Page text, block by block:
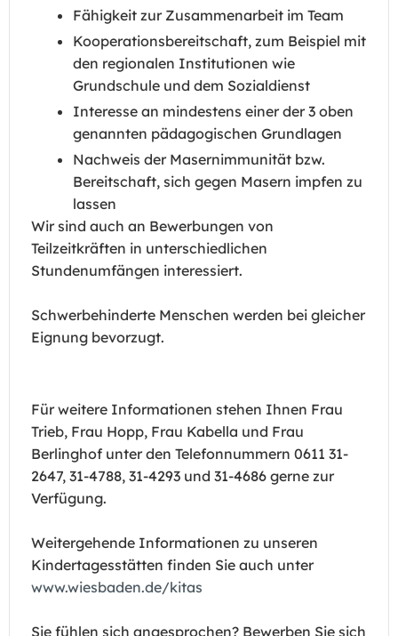
Fähigkeit zur Zusammenarbeit im Team
Kooperationsbereitschaft, zum Beispiel mit
den regionalen Institutionen wie
Grundschule und dem Sozialdienst
Interesse an mindestens einer der 3 oben
genannten pädagogischen Grundlagen
Nachweis der Masernimmunität bzw.
Bereitschaft, sich gegen Masern impfen zu
lassen
Wir sind auch an Bewerbungen von
Teilzeitkräften in unterschiedlichen
Stundenumfängen interessiert.
Schwerbehinderte Menschen werden bei gleicher
Eignung bevorzugt.
Für weitere Informationen stehen Ihnen Frau
Trieb, Frau Hopp, Frau Kabella und Frau
Berlinghof unter den Telefonnummern 0611 31-
2647, 31-4788, 31-4293 und 31-4686 gerne zur
Verfügung.
Weitergehende Informationen zu unseren
Kindertagesstätten finden Sie auch unter
www.wiesbaden.de/kitas
Sie fühlen sich angesprochen? Bewerben Sie sich